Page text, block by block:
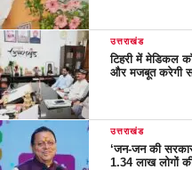
उत्तराखंड
टिहरी में मेडिकल
और मजबूत करेगी
उत्तराखंड
‘जन-जन की
1.34 लाख लोगों